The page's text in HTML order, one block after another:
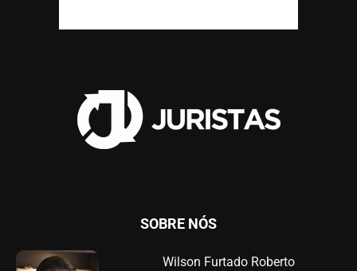
SOBRE NÓS
Wilson Furtado Roberto